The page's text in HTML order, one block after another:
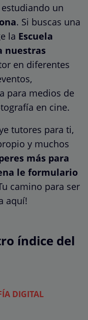
un
. Si buscas una
la Escuela
nuestras
en diferentes
para medios de
en cine.
tutores para ti,
y muchos
más para
le formulario
camino para ser
aquí!
índice del
DIGITAL